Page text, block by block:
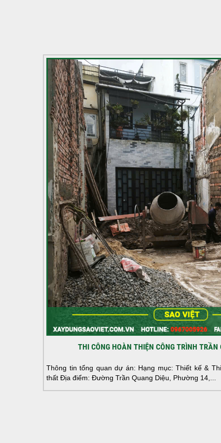
THI CÔNG HOÀN THIỆN CÔNG TRÌNH TRẦN
Thông tin tổng quan dự án: Hạng mục: Thiết kế &
thất Địa điểm: Đường Trần Quang Diệu, Phường 14,...